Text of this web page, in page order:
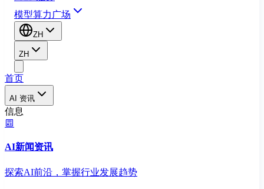
模型算力广场
ZH
ZH
首页
AI 资讯
信息
AI新闻资讯
探索AI前沿，掌握行业发展趋势